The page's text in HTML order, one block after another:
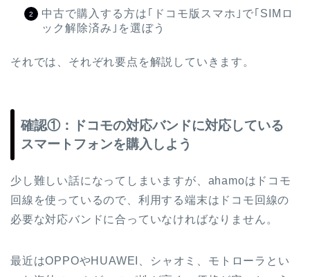
中古で購入する方は｢ドコモ版スマホ｣で｢SIMロ
ック解除済み｣を選ぼう
それでは、それぞれ要点を解説していきます。
確認①：ドコモの対応バンドに対応している
スマートフォンを購入しよう
少し難しい話になってしまいますが、ahamoはドコモ
回線を使っているので、利用する端末はドコモ回線の
必要な対応バンドに合っていなければなりません。
最近はOPPOやHUAWEI、シャオミ、モトローラとい